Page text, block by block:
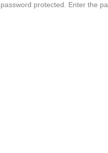
protected. Enter the